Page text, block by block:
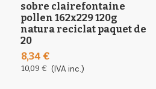
sobre clairefontaine
pollen 162x229 120g
natura reciclat paquet de
20
8,34 €
10,09 € (IVA inc.)